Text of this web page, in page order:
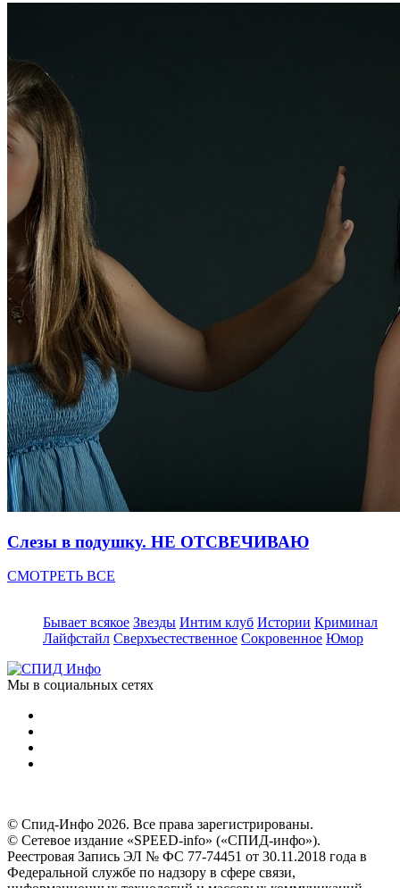
Слезы в подушку. НЕ ОТСВЕЧИВАЮ
СМОТРЕТЬ ВСЕ
Бывает всякое Звезды Интим клуб Истории Криминал
Лайфстайл Сверхъестественное Сокровенное Юмор
Мы в социальных сетях
© Спид-Инфо 2026. Все права зарегистрированы.
© Сетевое издание «SPEED-info» («СПИД-инфо»).
Реестровая Запись ЭЛ № ФС 77-74451 от 30.11.2018 года в
Федеральной службе по надзору в сфере связи,